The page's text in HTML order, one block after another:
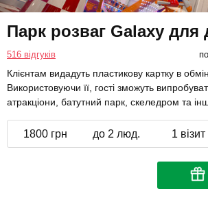
Парк розваг Galaxy для
516 відгуків
Клієнтам видадуть пластикову картку в
Використовуючи її, гості зможуть
атракціони, батутний парк, скеледром та
1800 грн до 2 люд. 1